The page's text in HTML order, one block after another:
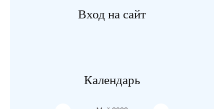
Вход на сайт
Календарь